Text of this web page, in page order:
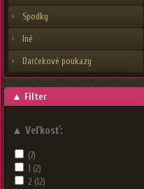
Spodky
Iné
Darčekové poukazy
▲ Filter
▲ Veľkosť:
(7)
1 (2)
2 (12)